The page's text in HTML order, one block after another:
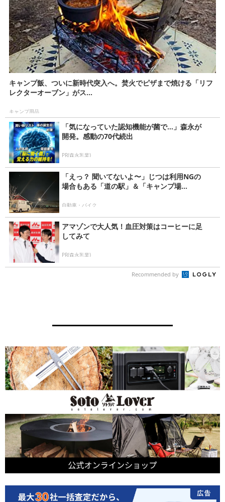
キャンプ飯、ついに新時代突入へ。焚火でピザまで焼ける「リフ
レクターオーブン」がス...
キャンプ用品
「気になっていた認知機能が菌で…」森永が
開発。感動の70代続出
PR(森永乳業)
「えっ？ 聞いてないよ〜」じつは利用NGの
場合もある「道の駅」＆「キャンプ場...
自動車・バイク
アマゾンで大人気！血圧対策はコーヒーに足
してみて
PR(森永乳業)
Recommended by